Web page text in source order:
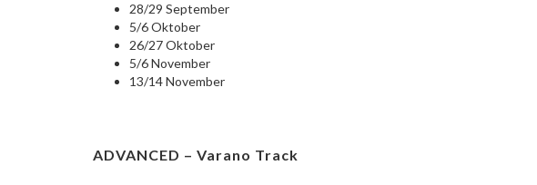
28/29 September
5/6 Oktober
26/27 Oktober
5/6 November
13/14 November
ADVANCED – Varano Track